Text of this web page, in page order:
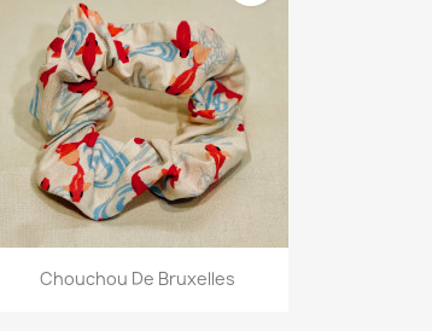
Aperçu rapide
Chouchou De Bruxelles